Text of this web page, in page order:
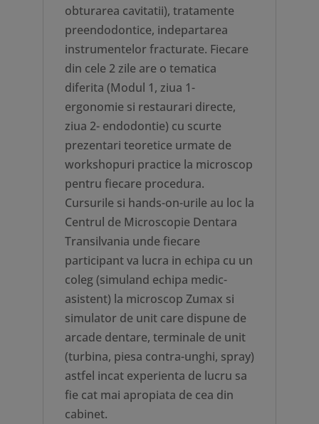
obturarea cavitatii), tratamente
preendodontice, indepartarea
instrumentelor fracturate. Fiecare
din cele 2 zile are o tematica
diferita (Modul 1, ziua 1-
ergonomie si restaurari directe,
ziua 2- endodontie) cu scurte
prezentari teoretice urmate de
workshopuri practice la microscop
pentru fiecare procedura.
Cursurile si hands-on-urile au loc la
Centrul de Microscopie Dentara
Transilvania unde fiecare
participant va lucra in echipa cu un
coleg (simuland echipa medic-
asistent) la microscop Zumax si
simulator de unit care dispune de
arcade dentare, terminale de unit
(turbina, piesa contra-unghi, spray)
astfel incat experienta de lucru sa
fie cat mai apropiata de cea din
cabinet.